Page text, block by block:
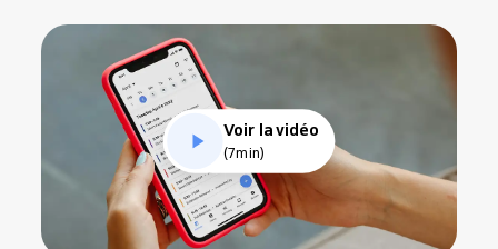
Voir la vidéo
(7min)